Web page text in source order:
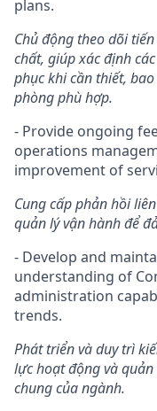
plans.
Chủ động theo dõi
chất, giúp xác định
phục khi cần thiết,
phòng phù hợp.
- Provide ongoing
operations
improvement of
Cung cấp phản hồi
quản lý vận hành để
- Develop and
understanding of
administration
trends.
Phát triển và duy trì
lực hoạt động và
chung của ngành.